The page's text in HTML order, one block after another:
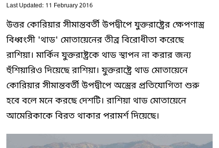
Last Updated: 11 February 2016
উত্তর কোরিয়ার সীমান্তবর্তী উপদ্বীপে যুক্তরাষ্ট্রের ক্ষেপণাস্ত্র
বিধ্বংসী 'থাড' মোতায়েনের তীব্র বিরোধীতা করেছে
রাশিয়া। মার্কিন যুক্তরাষ্ট্রকে থাড স্থাপন না করার জন্য
হুঁশিয়ারিও দিয়েছে রাশিয়া। যুক্তরাষ্ট্রে থাড মোতায়েনে
কোরিয়ার সীমান্তবর্তী উপদ্বীপে অস্ত্রের প্রতিযোগিতা শুরু
হবে বলে মনে করছে দেশটি। রাশিয়া থাড মোতায়েনে
আমেরিকাকে বিরত থাকার পরামর্শ দিয়েছে।